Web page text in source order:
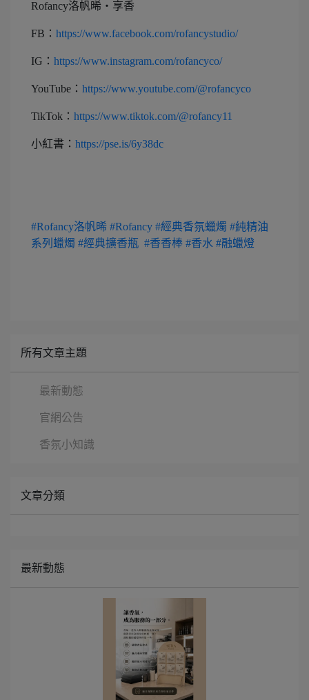
Rofancy洛帆晞・享香
FB： https://www.facebook.com/rofancystudio/
IG： https://www.instagram.com/rofancyco/
YouTube： https://www.youtube.com/@rofancyco
TikTok： https://www.tiktok.com/@rofancy11
小紅書： https://pse.is/6y38dc
#Rofancy洛帆晞 #Rofancy #經典香氛蠟燭 #純精油
系列蠟燭 #經典擴香瓶 #香香棒 #香水 #融蠟燈
所有文章主題
最新動態
官網公告
香氛小知識
文章分類
最新動態